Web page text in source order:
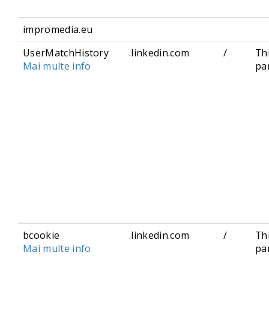
impromedia.eu
UserMatchHistory
Mai multe info
.linkedin.com /
bcookie
Mai multe info
.linkedin.com /